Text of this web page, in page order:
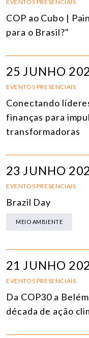
EVENTOS PRESENCIAIS
COP ao Cubo |
para o Brasil?"
25 JUNHO
EVENTOS PRESENCIAIS
Conectando
finanças para
transformadoras
23 JUNHO
EVENTOS PRESENCIAIS
Brazil Day
MEIO AMBIENTE
21 JUNHO
EVENTOS PRESENCIAIS
Da COP30 a
década de ação